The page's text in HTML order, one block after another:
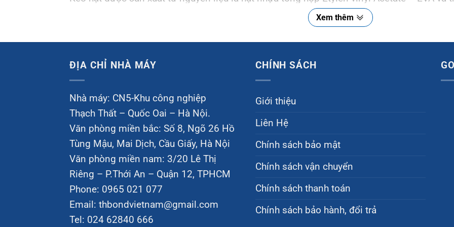
nhiệt dạng khối. Sản phẩm thường được sản xuất dưới dạng hình tròn, hình elip với
và mục đích sử dụng mà khách hàng có thể chọn các loại keo với màu sắc khác nhau
vàng …
Keo hạt được sử dụng khác với loại keo nến. Chúng được sử dụng bằng cách dùng mức
Xem thêm
ĐỊA CHỈ NHÀ MÁY
Nhà máy: CN5-Khu công nghiệp
Thạch Thất – Quốc Oai – Hà Nội.
Văn phòng miền bắc: Số 8, Ngõ 26 Hồ
Tùng Mậu, Mai Dịch, Cầu Giấy, Hà Nội
Văn phòng miền nam: 3/20 Lê Thị
Riêng – P.Thới An – Quận 12, TPHCM
Phone: 0965 021 077
Email: thbondvietnam@gmail.com
Tel: 024 62840 666
CHÍNH SÁCH
Giới thiệu
Liên Hệ
Chính sách bảo mật
Chính sách vận chuyển
Chính sách thanh toán
Chính sách bảo hành, đổi trả